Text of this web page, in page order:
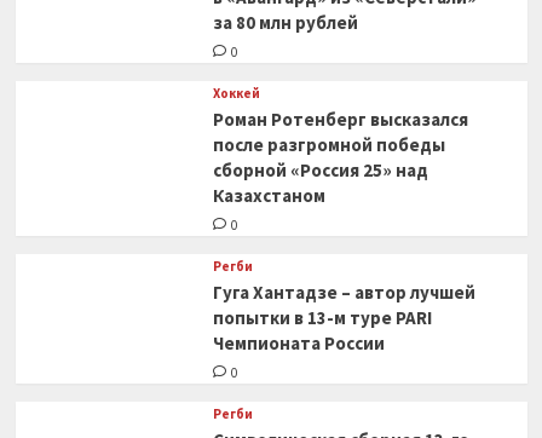
за 80 млн рублей
0
Хоккей
Роман Ротенберг высказался
после разгромной победы
сборной «Россия 25» над
Казахстаном
0
Регби
Гуга Хантадзе – автор лучшей
попытки в 13-м туре PARI
Чемпионата России
0
Регби